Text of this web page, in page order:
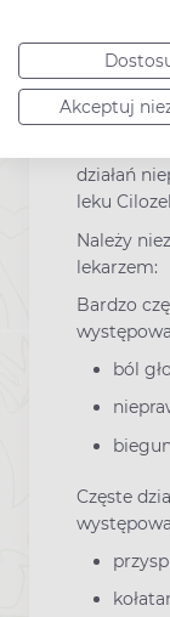
Akceptuj
bólu
zdecyduje
działań
leku
Należy
lekarzem:
Bardzo
ból
Częste